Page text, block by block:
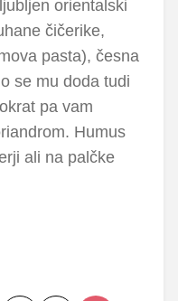
orientalski
čičerike,
pasta), česna
se mu doda tudi
pa vam
Humus
ali na palčke